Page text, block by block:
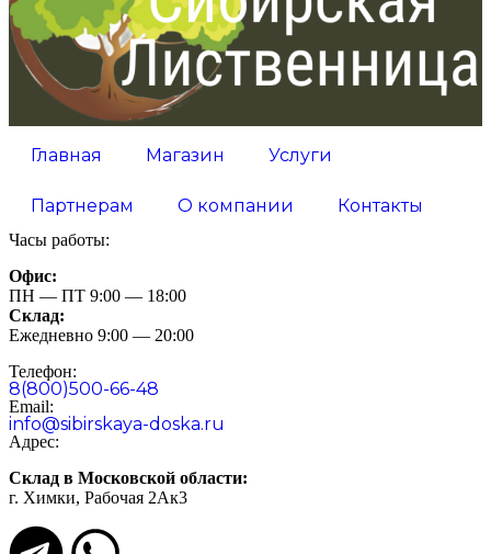
Главная Магазин Услуги
Партнерам О компании Контакты
Часы работы:
Офис:
ПН — ПТ 9:00 — 18:00
Склад:
Ежедневно 9:00 — 20:00
Телефон:
8(800)500-66-48
Email:
info@sibirskaya-doska.ru
Адрес:
Склад в Московской области:
г. Химки, Рабочая 2Ак3